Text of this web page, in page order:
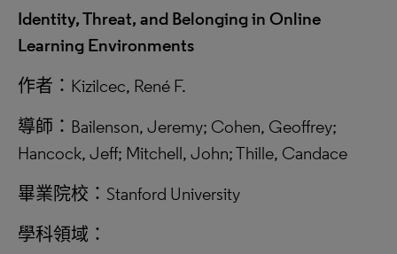
Identity, Threat, and Belonging in Online
Learning Environments
作者：Kizilcec, René F.
導師：Bailenson, Jeremy; Cohen, Geoffrey;
Hancock, Jeff; Mitchell, John; Thille, Candace
畢業院校：Stanford University
學科領域：